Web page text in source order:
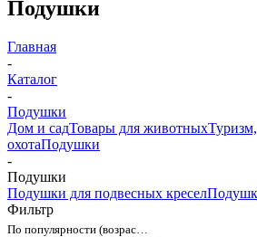
Подушки
Главная
-
Каталог
-
Подушки
Дом и садТовары для животных
охотаПодушки
-
Подушки
Подушки для подвесных кресел
Фильтр